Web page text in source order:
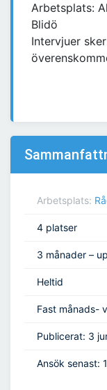
Arbetsplats:
Blidö
Intervjuer
Arbetsplats:
4 platser
3 månader –
Heltid
Fast månads-
Publicerat: 3
Ansök senast: